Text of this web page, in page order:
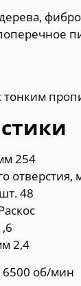
тонким
254
отверстия,
48
2,4
6500 об/мин